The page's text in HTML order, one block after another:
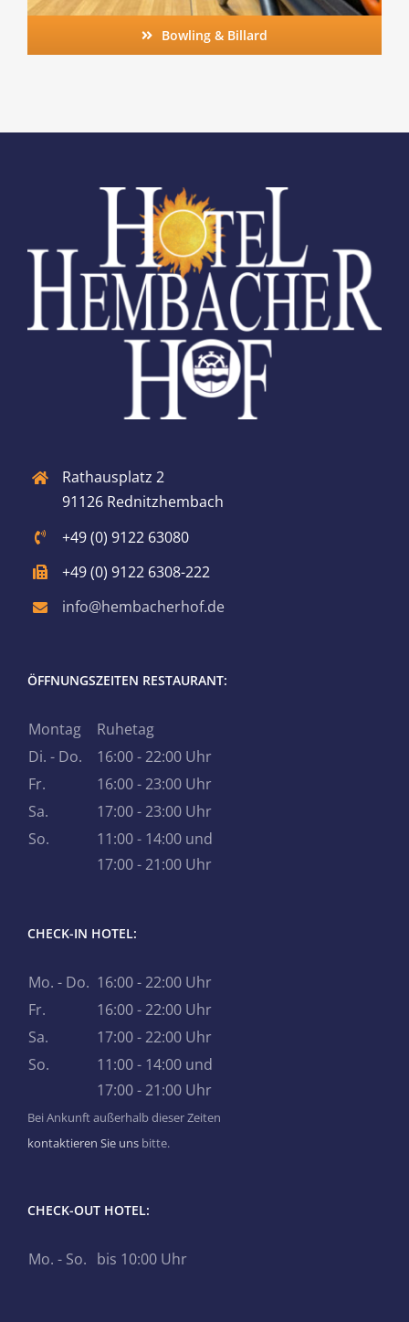
Bowling & Billard
Rathausplatz 2
91126 Rednitzhembach
+49 (0) 9122 63080
+49 (0) 9122 6308-222
info@hembacherhof.de
ÖFFNUNGSZEITEN RESTAURANT:
Montag
Ruhetag
Di. - Do.
16:00 - 22:00 Uhr
Fr.
16:00 - 23:00 Uhr
Sa.
17:00 - 23:00 Uhr
So.
11:00 - 14:00 und
17:00 - 21:00 Uhr
CHECK-IN HOTEL:
Mo. - Do. 16:00 - 22:00 Uhr
Fr.
16:00 - 22:00 Uhr
Sa.
17:00 - 22:00 Uhr
So.
11:00 - 14:00 und
17:00 - 21:00 Uhr
Bei Ankunft außerhalb dieser Zeiten
kontaktieren Sie uns bitte.
CHECK-OUT HOTEL:
Mo. - So. bis 10:00 Uhr